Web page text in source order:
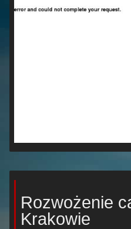
Rozwożenie
Krakowie